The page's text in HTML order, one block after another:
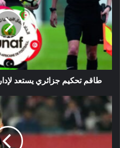
جزائري
يستعد
لإدارة
دورة
اتحاد
شمال
إفريقيا
طاقم تحكيم جزائري يستعد
موهبة
جزائرية
مهمشة
في